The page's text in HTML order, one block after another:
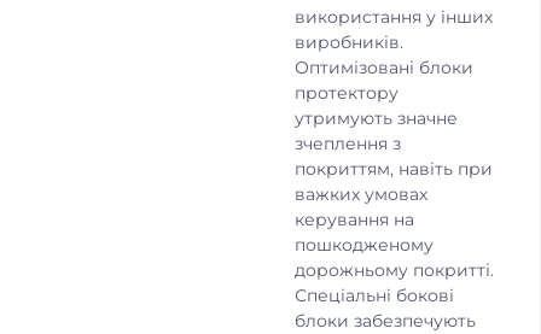
використання у інших
виробників.
Оптимізовані блоки
протектору
утримують значне
зчеплення з
покриттям, навіть при
важких умовах
керування на
пошкодженому
дорожньому покритті.
Спеціальні бокові
блоки забезпечують